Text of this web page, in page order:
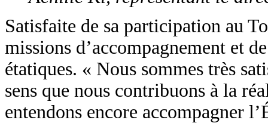
Satisfaite de sa participation au
missions d’accompagnement et
étatiques. « Nous sommes très
sens que nous contribuons à la
entendons encore accompagner